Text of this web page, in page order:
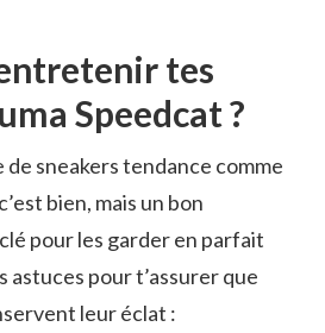
tes
Speedcat ?
de sneakers tendance comme
bien, mais un bon
pour les garder en parfait
astuces pour t’assurer que
leur éclat :